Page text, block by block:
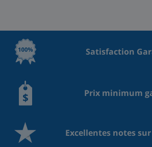
Satisfaction
Prix minimum
Excellentes notes